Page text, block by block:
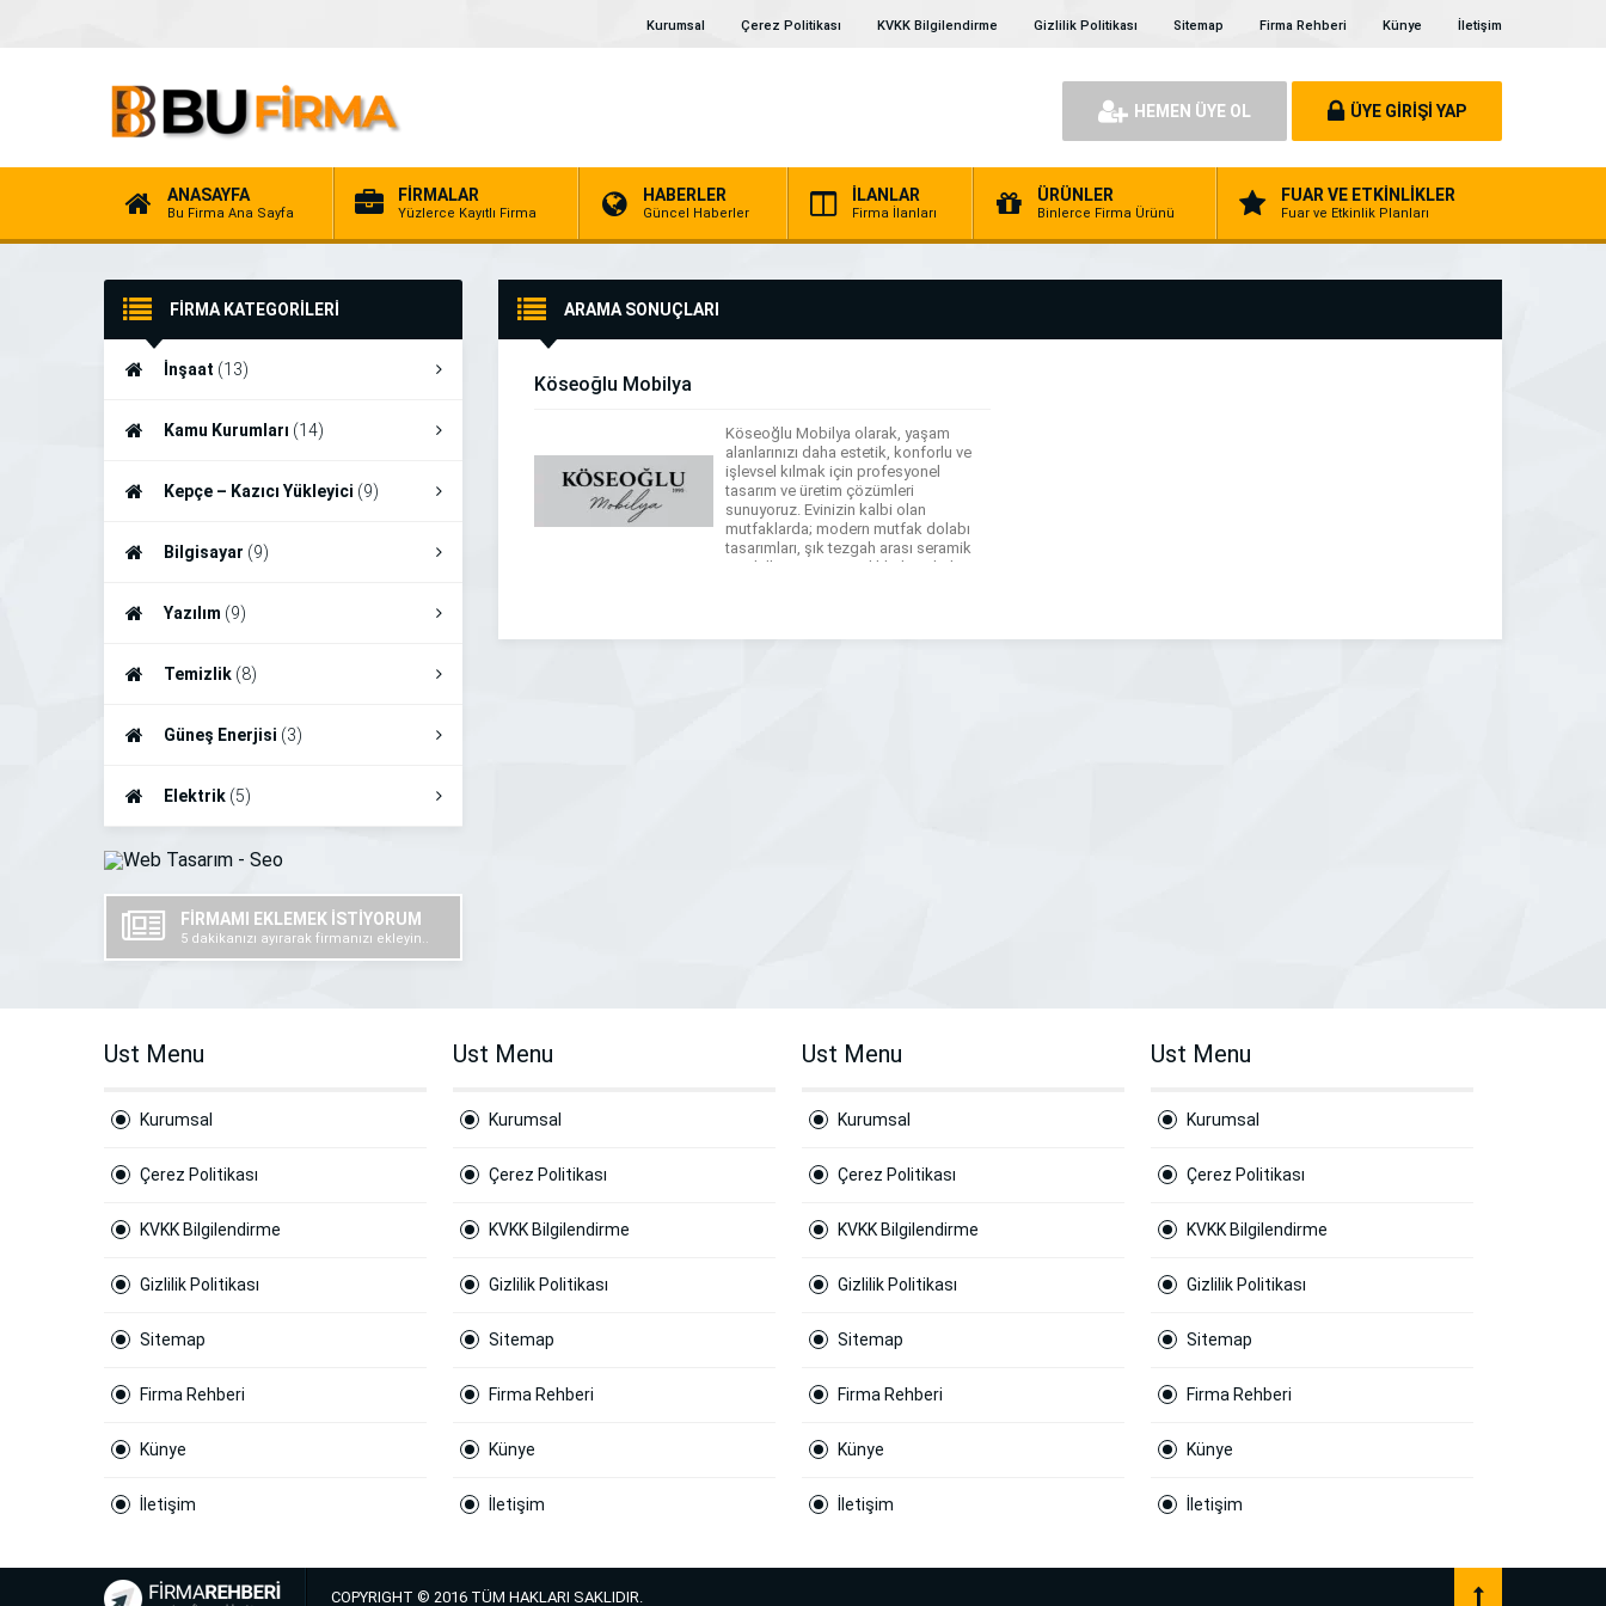
Kurumsal Çerez Politikası KVKK Bilgilendirme Gizlilik Politikası Sitemap Firma Rehberi Künye İletişim
HEMEN ÜYE OL ÜYE GİRİŞİ YAP
ANASAYFA
Bu Firma Ana Sayfa
FİRMALAR
Yüzlerce Kayıtlı Firma
HABERLER
Güncel Haberler
İLANLAR
Firma İlanları
ÜRÜNLER
Binlerce Firma Ürünü
FUAR VE ETKİNLİKLER
Fuar ve Etkinlik Planları
FİRMA KATEGORİLERİ
İnşaat (13)
Kamu Kurumları (14)
Kepçe – Kazıcı Yükleyici (9)
Bilgisayar (9)
Yazılım (9)
Temizlik (8)
Güneş Enerjisi (3)
Elektrik (5)
FİRMAMI EKLEMEK İSTİYORUM
5 dakikanızı ayırarak firmanızı ekleyin..
ARAMA SONUÇLARI
Köseoğlu Mobilya
Köseoğlu Mobilya olarak, yaşam
alanlarınızı daha estetik, konforlu ve
işlevsel kılmak için profesyonel
tasarım ve üretim çözümleri
sunuyoruz. Evinizin kalbi olan
mutfaklarda; modern mutfak dolabı
tasarımları, şık tezgah arası seramik
modelleri ve ince işçilikli detaylarla
çamaşır-kurutma makinesi dolapları
Ust Menu
Kurumsal
Çerez Politikası
KVKK Bilgilendirme
Gizlilik Politikası
Sitemap
Firma Rehberi
Künye
İletişim
Ust Menu
Kurumsal
Çerez Politikası
KVKK Bilgilendirme
Gizlilik Politikası
Sitemap
Firma Rehberi
Künye
İletişim
Ust Menu
Kurumsal
Çerez Politikası
KVKK Bilgilendirme
Gizlilik Politikası
Sitemap
Firma Rehberi
Künye
İletişim
Ust Menu
Kurumsal
Çerez Politikası
KVKK Bilgilendirme
Gizlilik Politikası
Sitemap
Firma Rehberi
Künye
İletişim
COPYRIGHT © 2016 TÜM HAKLARI SAKLIDIR.